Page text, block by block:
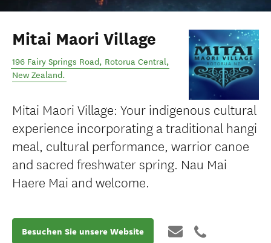
Mitai Maori Village
196 Fairy Springs Road, Rotorua Central,
New Zealand.
Mitai Maori Village: Your indigenous cultural
experience incorporating a traditional hangi
meal, cultural performance, warrior canoe
and sacred freshwater spring. Nau Mai
Haere Mai and welcome.
Besuchen Sie unsere Website